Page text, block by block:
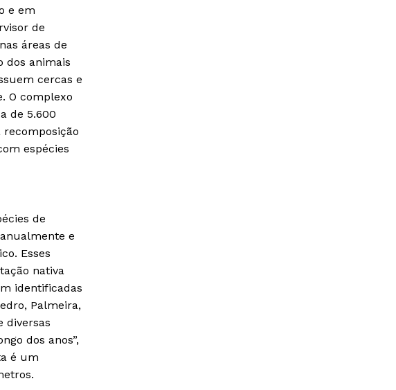
e em
de
áreas de
dos animais
cercas e
O complexo
de 5.600
espécies
de
e
Esses
nativa
identificadas
Palmeira,
diversas
dos anos”,
é um